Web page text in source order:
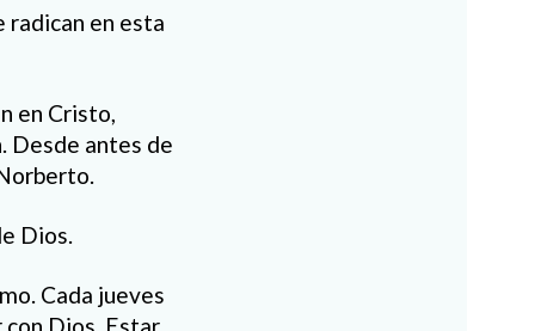
radican en esta
en Cristo,
Desde antes de
Dios.
Cada jueves